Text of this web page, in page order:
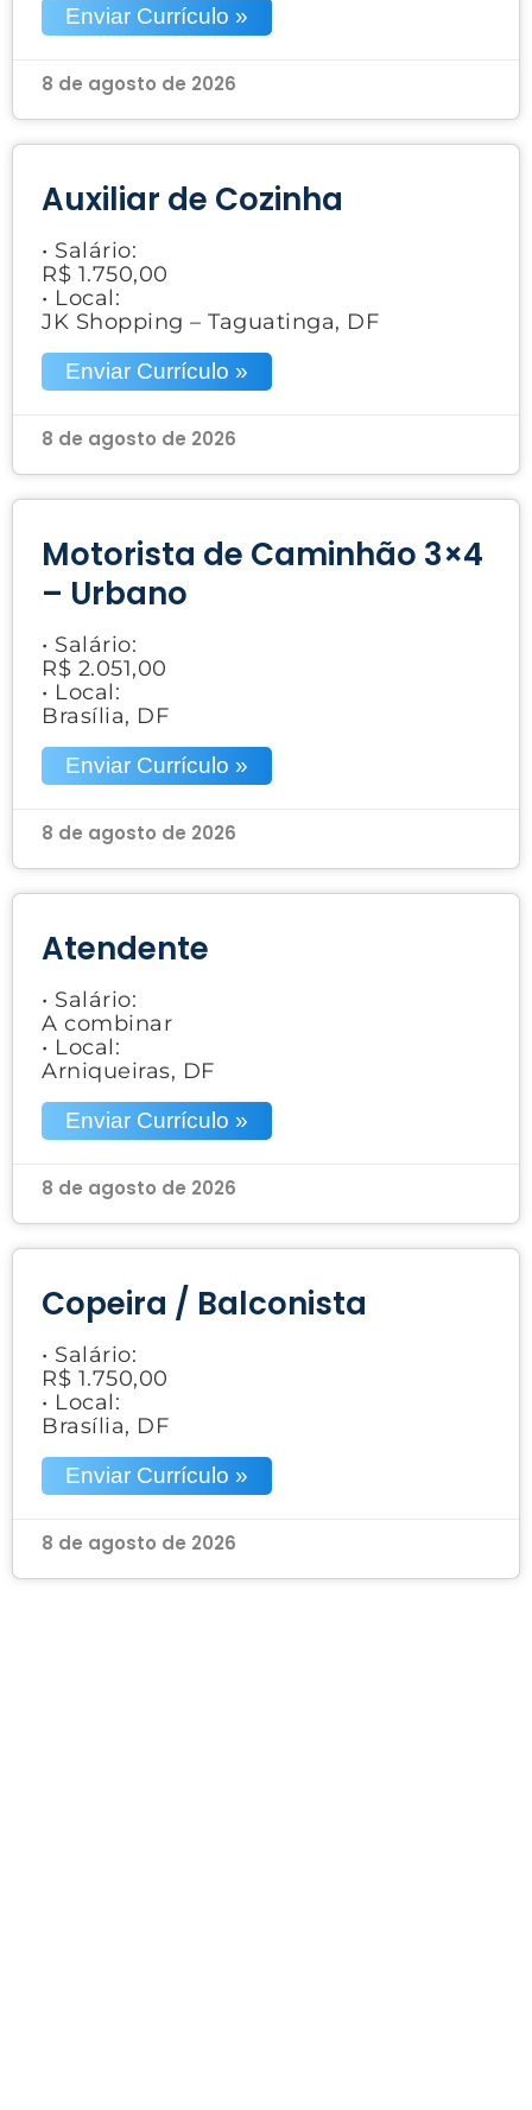
Enviar Currículo »
8 de agosto de 2026
Auxiliar de Cozinha
• Salário:
R$ 1.750,00
• Local:
JK Shopping – Taguatinga, DF
Enviar Currículo »
8 de agosto de 2026
Motorista de Caminhão 3×4
– Urbano
• Salário:
R$ 2.051,00
• Local:
Brasília, DF
Enviar Currículo »
8 de agosto de 2026
Atendente
• Salário:
A combinar
• Local:
Arniqueiras, DF
Enviar Currículo »
8 de agosto de 2026
Copeira / Balconista
• Salário:
R$ 1.750,00
• Local:
Brasília, DF
Enviar Currículo »
8 de agosto de 2026